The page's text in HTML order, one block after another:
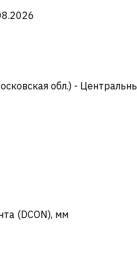
обл.) -
(DCON), мм